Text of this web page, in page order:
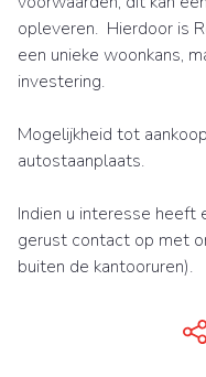
opleveren. Hierdoor is
een unieke woonkans,
investering.
Mogelijkheid tot
autostaanplaats.
Indien u interesse heeft
gerust contact op met
buiten de kantooruren).